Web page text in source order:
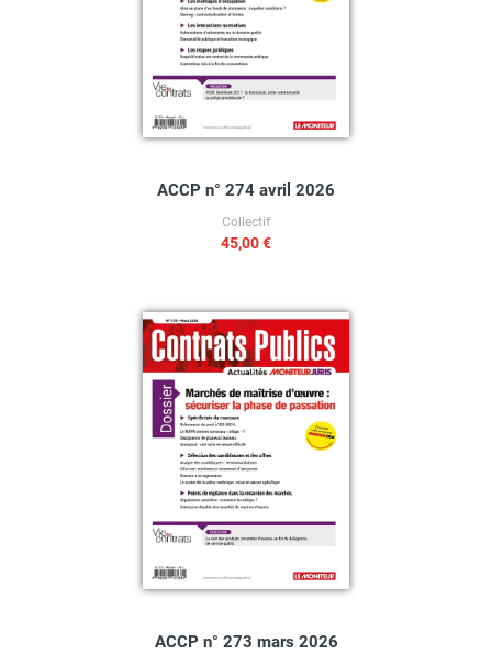
ACCP n° 274 avril 2026
Collectif
45,00 €
ACCP n° 273 mars 2026